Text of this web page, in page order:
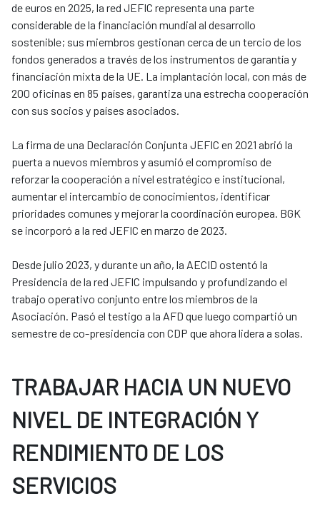
de euros en 2025, la red JEFIC representa una parte
considerable de la financiación mundial al desarrollo
sostenible; sus miembros gestionan cerca de un tercio de los
fondos generados a través de los instrumentos de garantía y
financiación mixta de la UE. La implantación local, con más de
200 oficinas en 85 países, garantiza una estrecha cooperación
con sus socios y países asociados.
La firma de una Declaración Conjunta JEFIC en 2021 abrió la
puerta a nuevos miembros y asumió el compromiso de
reforzar la cooperación a nivel estratégico e institucional,
aumentar el intercambio de conocimientos, identificar
prioridades comunes y mejorar la coordinación europea. BGK
se incorporó a la red JEFIC en marzo de 2023.
Desde julio 2023, y durante un año, la AECID ostentó la
Presidencia de la red JEFIC impulsando y profundizando el
trabajo operativo conjunto entre los miembros de la
Asociación. Pasó el testigo a la AFD que luego compartió un
semestre de co-presidencia con CDP que ahora lidera a solas.
TRABAJAR HACIA UN NUEVO
NIVEL DE INTEGRACIÓN Y
RENDIMIENTO DE LOS
SERVICIOS